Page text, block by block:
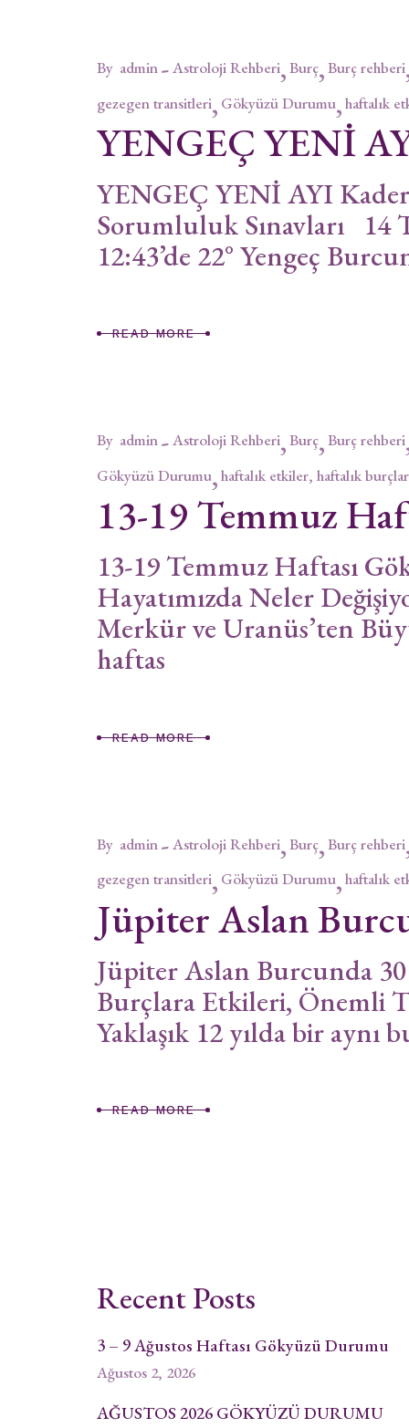
By admin Astroloji Rehberi Burç Burç rehberi
gezegen transitleri Gökyüzü Durumu haftalık
YENGEÇ YENİ
YENGEÇ YENİ AYI
Sorumluluk Sınavları 14
12:43’de 22° Yengeç
READ MORE
By admin Astroloji Rehberi Burç Burç rehberi
Gökyüzü Durumu haftalık etkiler, haftalık burçlar
13-19 Temmuz
13-19 Temmuz Haftası
Hayatımızda Neler
Merkür ve Uranüs’ten
haftas
READ MORE
By admin Astroloji Rehberi Burç Burç rehberi
gezegen transitleri Gökyüzü Durumu haftalık
Jüpiter Aslan
Jüpiter Aslan Burcunda
Burçlara Etkileri, Önemli
Yaklaşık 12 yılda bir aynı
READ MORE
Recent Posts
3 – 9 Ağustos Haftası Gökyüzü Durumu
Ağustos 2, 2026
AĞUSTOS 2026 GÖKYÜZÜ DURUMU